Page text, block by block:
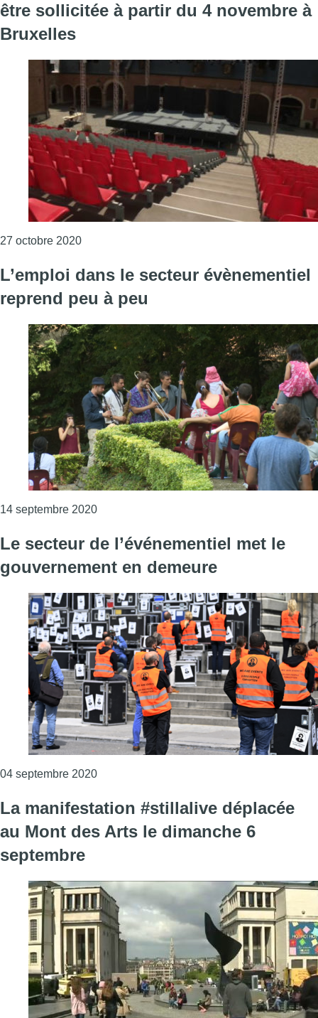
être sollicitée à partir du 4 novembre à
Bruxelles
27 octobre 2020Consulter l'article "La prime pour
L’emploi dans le secteur évènementiel
reprend peu à peu
14 septembre 2020Consulter l'article "L’emploi dans le
Le secteur de l’événementiel met le
gouvernement en demeure
04 septembre 2020Consulter l'article "Le secteur de
La manifestation #stillalive déplacée
au Mont des Arts le dimanche 6
septembre